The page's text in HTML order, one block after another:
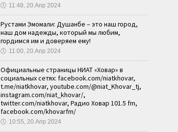
🕔 11:48, 20.Апр 2024
Рустами Эмомали: Душанбе – это наш город,
наш дом надежды, который мы любим,
гордимся им и доверяем ему!
🕔 11:00, 20.Апр 2024
Официальные страницы НИАТ «Ховар» в
социальных сетях: facebook.com/niatkhovar,
t.me/niatkhovar, youtube.com/@niat_Khovar_tj,
instagram.com/niat_khovar/,
twitter.com/niatkhovar, Радио Ховар 101.5 fm,
facebook.com/khovarfm/
🕔 10:55, 20.Апр 2024